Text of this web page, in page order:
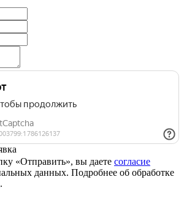
«Отправить», вы даете согласие
данных. Подробнее об обработке
.